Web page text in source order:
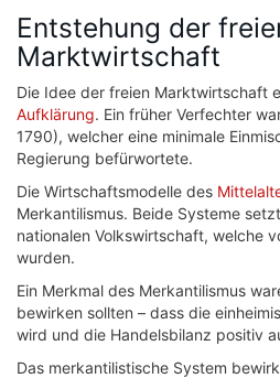
Entstehung der
Marktwirtschaft
Die Idee der freien Marktwirtschaft
Aufklärung. Ein früher Verfechter
1790), welcher eine minimale
Regierung befürwortete.
Die Wirtschaftsmodelle des
Merkantilismus. Beide Systeme
nationalen Volkswirtschaft, welche
wurden.
Ein Merkmal des Merkantilismus
bewirken sollten – dass die
wird und die Handelsbilanz positiv
Das merkantilistische System